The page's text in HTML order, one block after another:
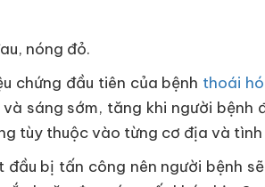
nóng đỏ.
chứng đầu tiên của bệnh thoái
sáng sớm, tăng khi người
tùy thuộc vào từng cơ địa và
bị tấn công nên người bệnh